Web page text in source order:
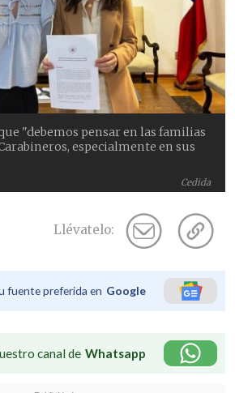
Cedida
"debemos pensar en las familias
especialmente en sus
Llévatelo:
fuente preferida en Google
canal de Whatsapp